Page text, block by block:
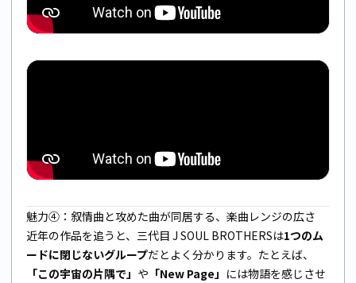
魅力④：叙情曲と攻めた曲が同居する、楽曲レンジの広さ
近年の作品を追うと、三代目 J SOUL BROTHERSは1つのム
ードに閉じないグループだとよく分かります。たとえば、
「この宇宙の片隅で」 や 「New Page」 には物語を感じさせ